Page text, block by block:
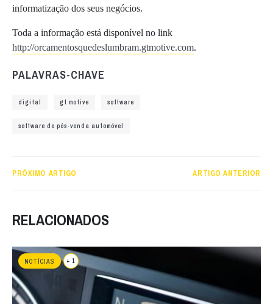
informatização dos seus negócios.
Toda a informação está disponível no link
http://orcamentosquedeslumbram.gtmotive.com.
PALAVRAS-CHAVE
digital gt motive software
software de pós-venda automóvel
PRÓXIMO ARTIGO ARTIGO ANTERIOR
RELACIONADOS
NOTÍCIAS + 1